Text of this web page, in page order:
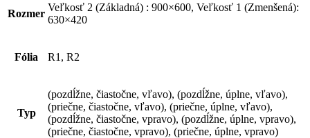
Rozmer
Veľkosť 2 (Základná) : 900×600, Veľkosť 1 (Zmenšená):
630×420
Fólia R1, R2
Typ
(pozdĺžne, čiastočne, vľavo), (pozdĺžne, úplne, vľavo),
(priečne, čiastočne, vľavo), (priečne, úplne, vľavo),
(pozdĺžne, čiastočne, vpravo), (pozdĺžne, úplne, vpravo),
(priečne, čiastočne, vpravo), (priečne, úplne, vpravo)